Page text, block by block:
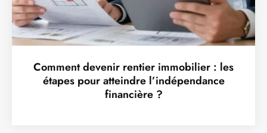
Comment devenir rentier immobilier : les
étapes pour atteindre l’indépendance
financière ?